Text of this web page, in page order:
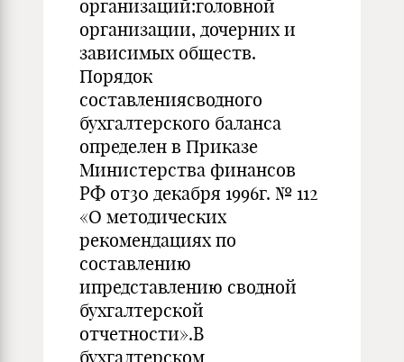
организаций:головной
организации, дочерних и
зависимых обществ.
Порядок
составлениясводного
бухгалтерского баланса
определен в Приказе
Министерства финансов
РФ от30 декабря 1996г. № 112
«О методических
рекомендациях по
составлению
ипредставлению сводной
бухгалтерской
отчетности».В
бухгалтерском